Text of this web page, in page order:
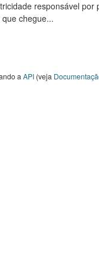
responsável
chegue...
a API(veja